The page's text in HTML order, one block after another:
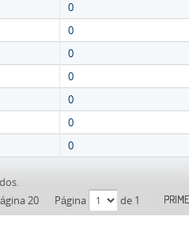
0
0
0
0
0
0
0
20
Página de 1